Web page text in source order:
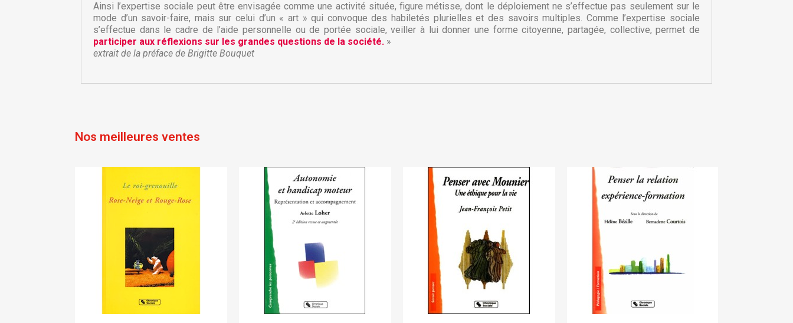
Ajouter à ma liste d'envies ×
add_circle_outline
Nom de la liste d'envies
Annuler Créer une liste d'envies
Vous devez être connecté pour ajouter des produits à votre liste
d'envies.
Ainsi l’expertise sociale peut être envisagée comme une activité située, figure métisse, dont le déploiement ne s’effectue pas seulement sur le
mode d’un savoir-faire, mais sur celui d’un « art » qui convoque des habiletés plurielles et des savoirs multiples. Comme l’expertise sociale
s’effectue dans le cadre de l’aide personnelle ou de portée sociale, veiller à lui donner une forme citoyenne, partagée, collective, permet de
participer aux réflexions sur les grandes questions de la société. »
extrait de la préface de Brigitte Bouquet
Nos meilleures ventes